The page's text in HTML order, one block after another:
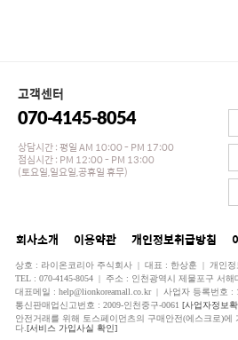
고객센터
070-4145-8054
상담시간 : 평일 AM 10:00 - PM 17:00
점심시간 : PM 12:00 - PM 13:00
(토요일,일요일,공휴일 휴무)
회사소개 이용약관 개인정보취급방침
상호 : 라이온코리아 주식회사 | 대표 : 한상훈 | 개인정
TEL : 070-4145-8054 | 주소 : 인천광역시 제물포구 서해
대표메일 : help@lionkoreamall.co.kr | 사업자 등록번호 :
통신판매업신고번호 : 2009-인천중구-0061 [사업자정보
안전거래를 위해 토스페이먼츠의 구매안전(에스크로)에
다.[서비스 가입사실 확인]